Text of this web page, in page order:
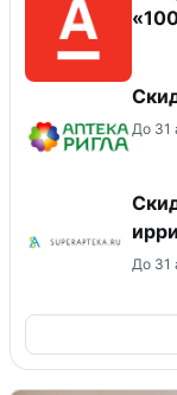
До 31
До 31